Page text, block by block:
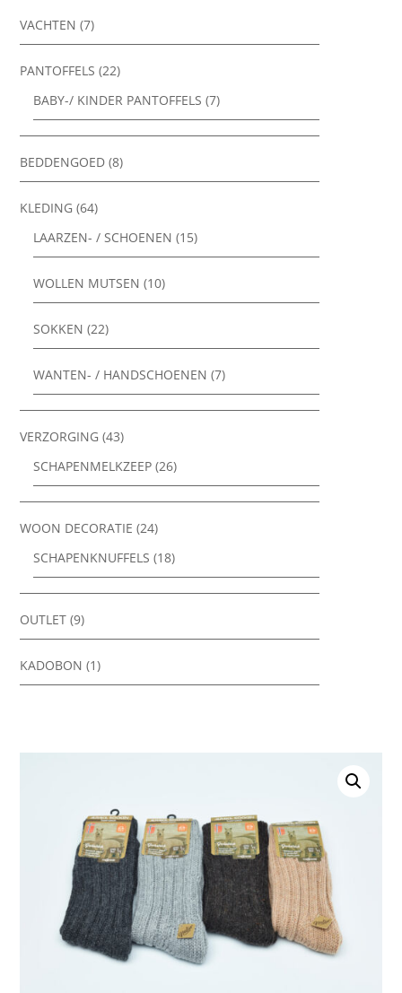
VACHTEN (7)
PANTOFFELS (22)
BABY-/ KINDER PANTOFFELS (7)
BEDDENGOED (8)
KLEDING (64)
LAARZEN- / SCHOENEN (15)
WOLLEN MUTSEN (10)
SOKKEN (22)
WANTEN- / HANDSCHOENEN (7)
VERZORGING (43)
SCHAPENMELKZEEP (26)
WOON DECORATIE (24)
SCHAPENKNUFFELS (18)
OUTLET (9)
KADOBON (1)